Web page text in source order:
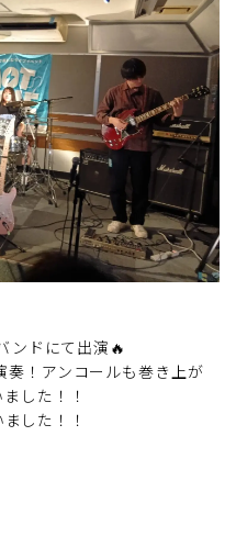
ンドにて出演🔥
奏！アンコールも巻き上が
した！！
した！！